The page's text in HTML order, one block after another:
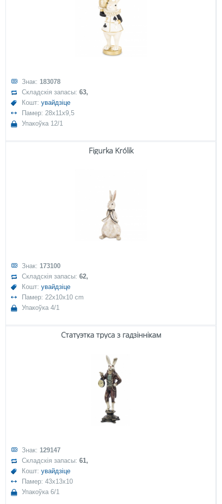
Знак: 183078
Складскія запасы:63,
Кошт:увайдзіце
Памер: 28x11x9,5
Упакоўка 12/1
Figurka Królik
Знак: 173100
Складскія запасы:62,
Кошт:увайдзіце
Памер: 22x10x10 cm
Упакоўка 4/1
Статуэтка труса з гадзіннікам
Знак: 129147
Складскія запасы:61,
Кошт:увайдзіце
Памер: 43x13x10
Упакоўка 6/1